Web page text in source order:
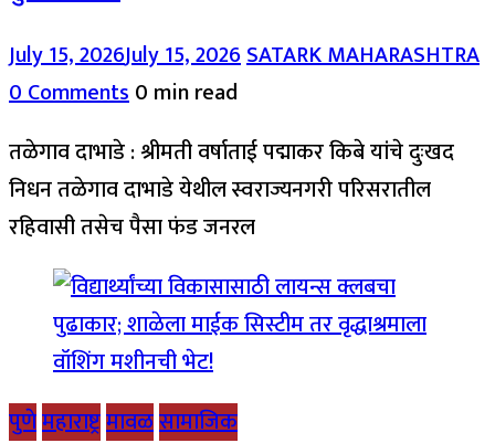
July 15, 2026July 15, 2026SATARK MAHARASHTRA
0 Comments0 min read
तळेगाव दाभाडे : श्रीमती वर्षाताई पद्माकर किबे यांचे दुःखद
निधन तळेगाव दाभाडे येथील स्वराज्यनगरी परिसरातील
रहिवासी तसेच पैसा फंड जनरल
पुणेमहाराष्ट्रमावळसामाजिक